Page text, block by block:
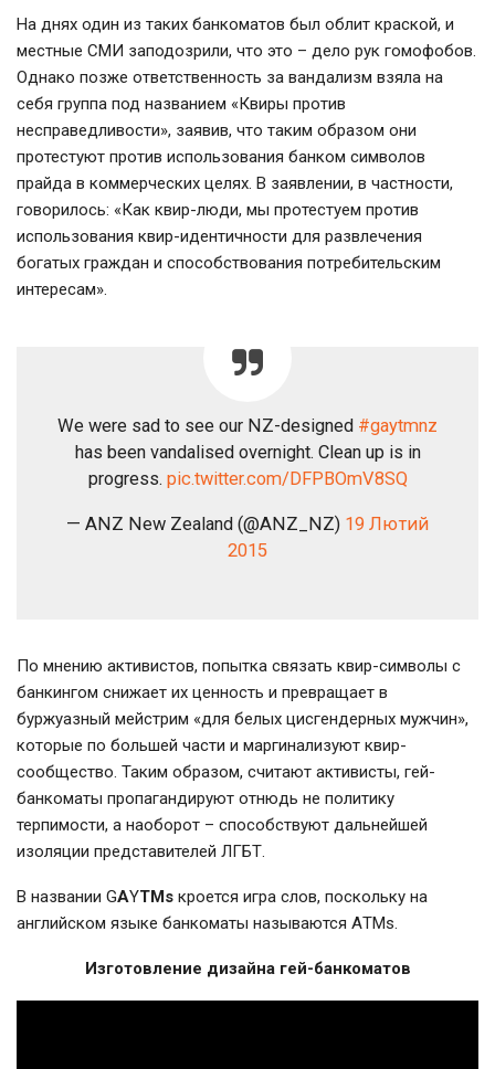
На днях один из таких банкоматов был облит краской, и
местные СМИ заподозрили, что это – дело рук гомофобов.
Однако позже ответственность за вандализм взяла на
себя группа под названием «Квиры против
несправедливости», заявив, что таким образом они
протестуют против использования банком символов
прайда в коммерческих целях. В заявлении, в частности,
говорилось: «Как квир-люди, мы протестуем против
использования квир-идентичности для развлечения
богатых граждан и способствования потребительским
интересам».
We were sad to see our NZ-designed #gaytmnz
has been vandalised overnight. Clean up is in
progress. pic.twitter.com/DFPBOmV8SQ
— ANZ New Zealand (@ANZ_NZ) 19 Лютий
2015
По мнению активистов, попытка связать квир-символы с
банкингом снижает их ценность и превращает в
буржуазный мейстрим «для белых цисгендерных мужчин»,
которые по большей части и маргинализуют квир-
сообщество. Таким образом, считают активисты, гей-
банкоматы пропагандируют отнюдь не политику
терпимости, а наоборот – способствуют дальнейшей
изоляции представителей ЛГБТ.
В названии GAYTMs кроется игра слов, поскольку на
английском языке банкоматы называются АTMs.
Изготовление дизайна гей-банкоматов